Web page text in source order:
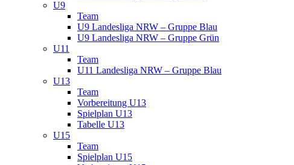
U9
Team
U9 Landesliga NRW – Gruppe Blau
U9 Landesliga NRW – Gruppe Grün
U11
Team
U11 Landesliga NRW – Gruppe Blau
U13
Team
Vorbereitung U13
Spielplan U13
Tabelle U13
U15
Team
Spielplan U15